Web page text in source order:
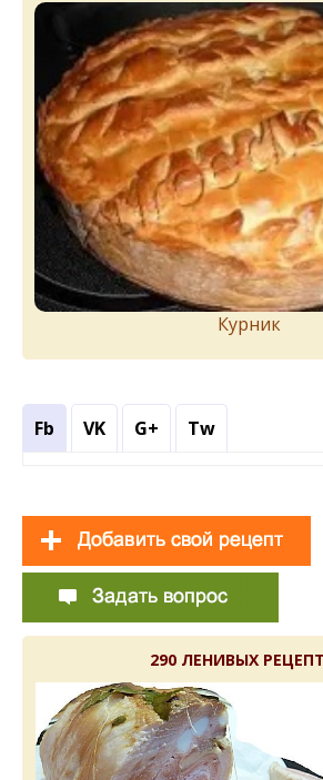
Курник
Fb VK G+ Tw
290 ЛЕНИВЫХ